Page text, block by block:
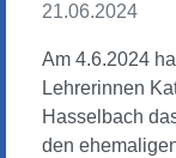
21.06.2024
Am 4.6.2024
Lehrerinnen
Hasselbach
den